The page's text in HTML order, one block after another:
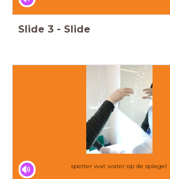
Slide 3 - Slide
spetter wat water op de spiegel